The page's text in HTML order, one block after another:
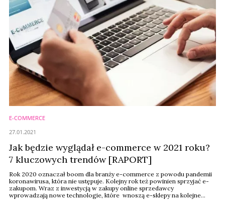
E-COMMERCE
Jak będzie wyglądał e-commerce w 2021 roku?
7 kluczowych trendów [RAPORT]
Rok 2020 oznaczał boom dla branży e-commerce z powodu pandemii
koronawirusa, która nie ustępuje. Kolejny rok też powinien sprzyjać e-
zakupom. Wraz z inwestycją w zakupy online sprzedawcy
wprowadzają nowe technologie, które wnoszą e-sklepy na kolejne
27.01.2021